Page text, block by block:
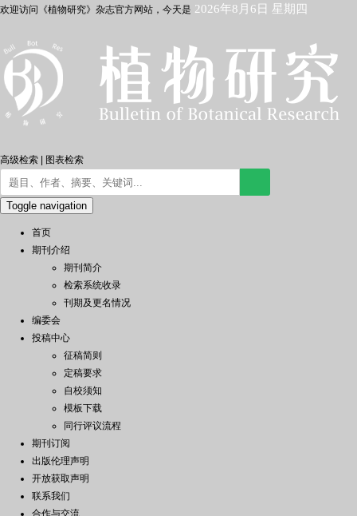
欢迎访问《植物研究》杂志官方网站，今天是 2026年8月6日 星期四
高级检索 图表检索
Toggle navigation
首页
期刊介绍
期刊简介
检索系统收录
刊期及更名情况
编委会
投稿中心
征稿简则
定稿要求
自校须知
模板下载
同行评议流程
期刊订阅
出版伦理声明
开放获取声明
联系我们
合作与交流